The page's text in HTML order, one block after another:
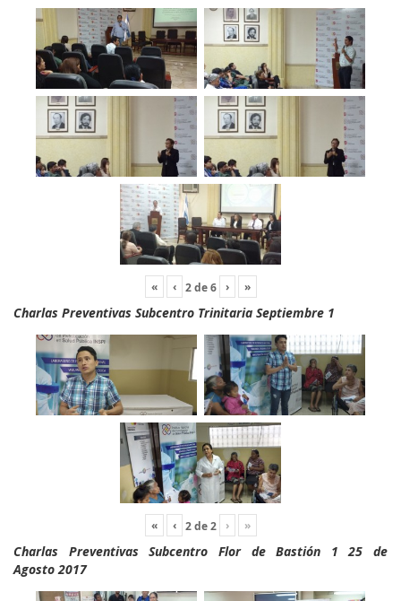
« ‹ 2de6 › »
Charlas Preventivas Subcentro Trinitaria Septiembre 1
« ‹ 2de2 › »
Charlas Preventivas Subcentro Flor de Bastión 1 25 de
Agosto 2017